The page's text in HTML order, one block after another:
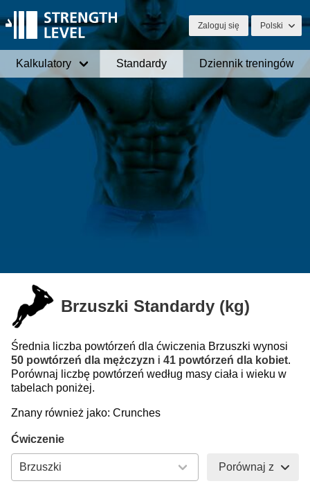
Zaloguj się Polski
Kalkulatory Standardy Dziennik treningów
Brzuszki Standardy (kg)
Średnia liczba powtórzeń dla ćwiczenia Brzuszki wynosi
50 powtórzeń dla mężczyzn i 41 powtórzeń dla kobiet.
Porównaj liczbę powtórzeń według masy ciała i wieku w
tabelach poniżej.
Znany również jako: Crunches
Ćwiczenie
Porównaj z